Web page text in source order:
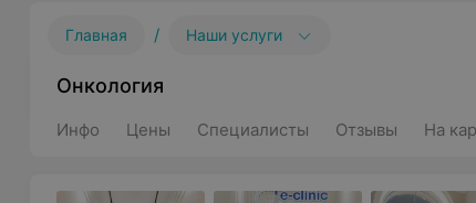
Главная / Наши услуги
Онкология
Инфо Цены Специалисты Отзывы На